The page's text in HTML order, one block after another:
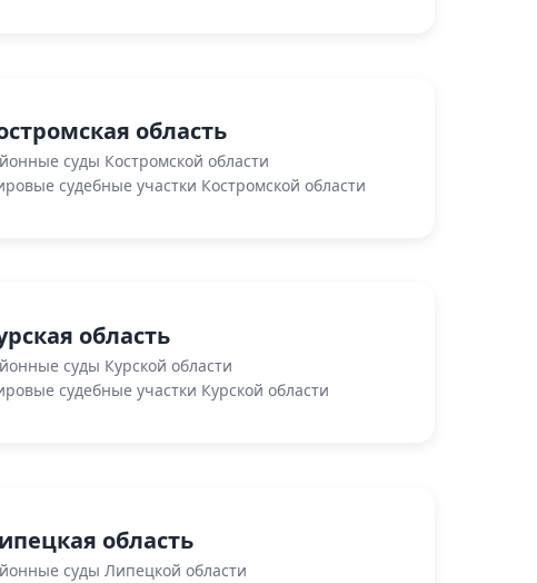
область
суды Костромской области
судебные участки Костромской области
область
суды Курской области
судебные участки Курской области
область
суды Липецкой области